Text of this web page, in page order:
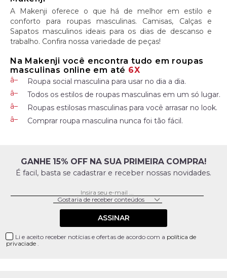
A Makenji oferece o que há de melhor em estilo e
conforto para roupas masculinas. Camisas, Calças e
Sapatos masculinos ideais para os dias de descanso e
trabalho. Confira nossa variedade de peças!
Na Makenji você encontra tudo em roupas
masculinas online em até 6X
Roupa social masculina para usar no dia a dia.
Todos os estilos de roupas masculinas em um só lugar.
Roupas estilosas masculinas para você arrasar no look.
Comprar roupa masculina nunca foi tão fácil.
GANHE 15% OFF NA SUA PRIMEIRA COMPRA!
É facil, basta se cadastrar e receber nossas novidades.
ASSINAR
Li e aceito receber notícias e ofertas de acordo com a política de
privaciade